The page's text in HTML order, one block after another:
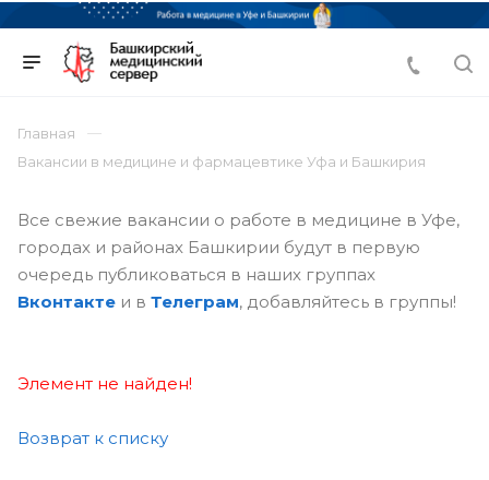
Главная
Вакансии в медицине и фармацевтике Уфа и Башкирия
Все свежие вакансии о работе в медицине в Уфе,
городах и районах Башкирии будут в первую
очередь публиковаться в наших группах
Вконтакте и в Телеграм, добавляйтесь в группы!
Элемент не найден!
Возврат к списку